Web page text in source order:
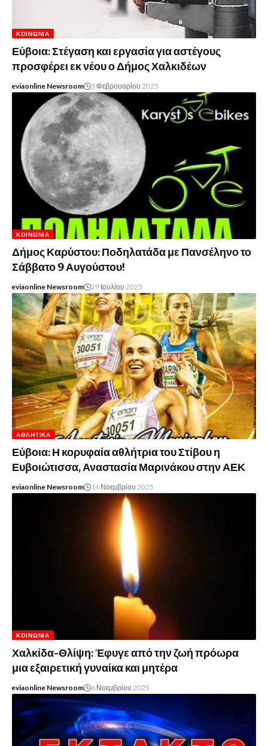
ΚΟΙΝΩΝΊΑ
Εύβοια: Στέγαση και εργασία για αστέγους
προσφέρει εκ νέου ο Δήμος Χαλκιδέων
eviaonline Newsroom 3 Φεβρουαρίου 2025
ΚΟΙΝΩΝΊΑ
Δήμος Καρύστου: Ποδηλατάδα με Πανσέληνο το
Σάββατο 9 Αυγούστου!
eviaonline Newsroom 29 Ιουλίου 2025
ΑΘΛΗΤΙΚΆ
Εύβοια: Η κορυφαία αθλήτρια του Στίβου η
Ευβοιώτισσα, Αναστασία Μαρινάκου στην ΑΕΚ
eviaonline Newsroom 14 Νοεμβρίου 2025
ΚΟΙΝΩΝΊΑ
Χαλκίδα-Θλίψη: Έφυγε από την ζωή πρόωρα
μια εξαιρετική γυναίκα και μητέρα
eviaonline Newsroom 6 Νοεμβρίου 2025